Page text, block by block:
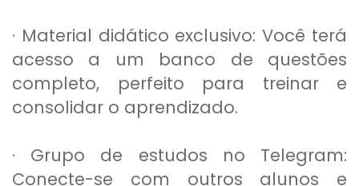
· Material didático exclusivo: Você terá
acesso a um banco de questões
completo, perfeito para treinar e
consolidar o aprendizado.
· Grupo de estudos no Telegram:
Conecte-se com outros alunos e